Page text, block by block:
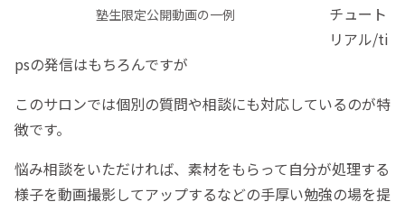
塾生限定公開動画の一例
チュート
リアル/ti
psの発信はもちろんですが
このサロンでは個別の質問や相談にも対応しているのが特
徴です。
悩み相談をいただければ、素材をもらって自分が処理する
様子を動画撮影してアップするなどの手厚い勉強の場を提